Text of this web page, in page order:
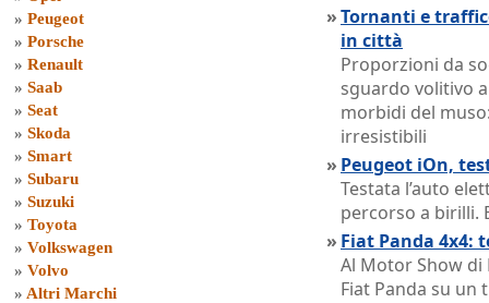
» Peugeot
» Porsche
» Renault
» Saab
» Seat
» Skoda
» Smart
» Subaru
» Suzuki
» Toyota
» Volkswagen
» Volvo
» Altri Marchi
»Tornanti e
in città
Proporzioni da
sguardo volitivo
morbidi del
irresistibili
» Peugeot iOn,
Testata l’auto
percorso a birilli.
» Fiat Panda 4x4:
Al Motor Show di
Fiat Panda su